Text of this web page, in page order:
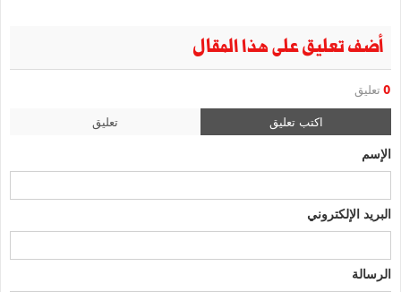
أضف تعليق على هذا المقال
0 تعليق
اكتب تعليق تعليق
الإسم
البريد الإلكتروني
الرسالة